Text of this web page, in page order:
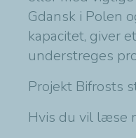
Gdansk i Polen
kapacitet, giver
understreges
Projekt Bifrosts
Hvis du vil læse